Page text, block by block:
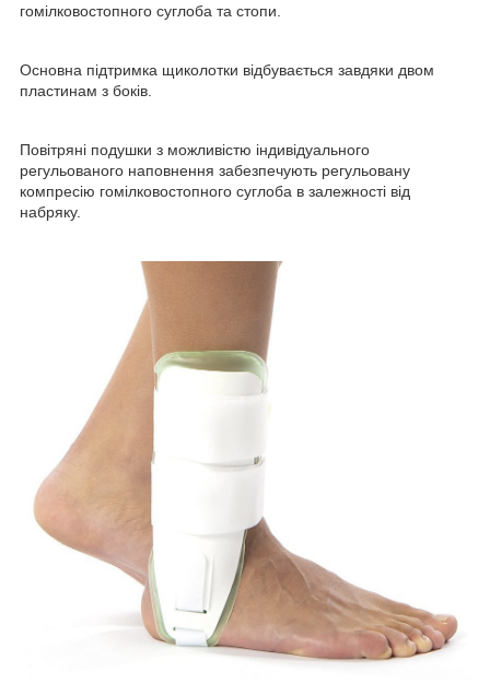
гомілковостопного суглоба та стопи.
Основна підтримка щиколотки відбувається завдяки двом
пластинам з боків.
Повітряні подушки з можливістю індивідуального
регульованого наповнення забезпечують регульовану
компресію гомілковостопного суглоба в залежності від
набряку.